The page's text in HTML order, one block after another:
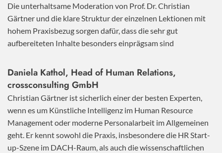
Die unterhaltsame Moderation von Prof. Dr. Christian
Gärtner und die klare Struktur der einzelnen Lektionen mit
hohem Praxisbezug sorgen dafür, dass die sehr gut
aufbereiteten Inhalte besonders einprägsam sind
Daniela Kathol, Head of Human Relations,
crossconsulting GmbH
Christian Gärtner ist sicherlich einer der besten Experten,
wenn es um Künstliche Intelligenz im Human Resource
Management oder moderne Personalarbeit im Allgemeinen
geht. Er kennt sowohl die Praxis, insbesondere die HR Start-
up-Szene im DACH-Raum, als auch die wissenschaftlichen